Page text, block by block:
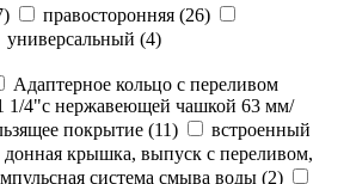
) правосторонняя (26)
универсальный (4)
Адаптерное кольцо с переливом
4"с нержавеющей чашкой 63 мм/
покрытие (11)
встроенный
донная крышка, выпуск с переливом,
система смыва воды (2)